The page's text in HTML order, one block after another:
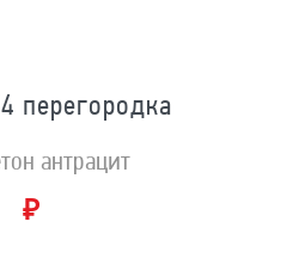
перегородка
антрацит
₽